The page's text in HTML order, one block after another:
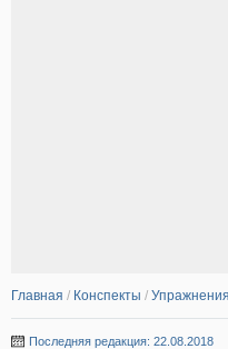
Главная / Конспекты /
Последняя редакция: 22.08.2018